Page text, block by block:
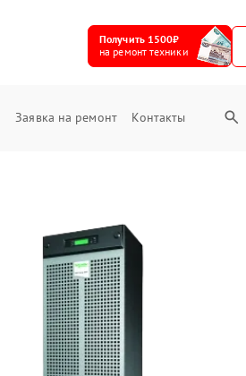
Получить 1500₽
на ремонт техники
Заявка на ремонт Контакты